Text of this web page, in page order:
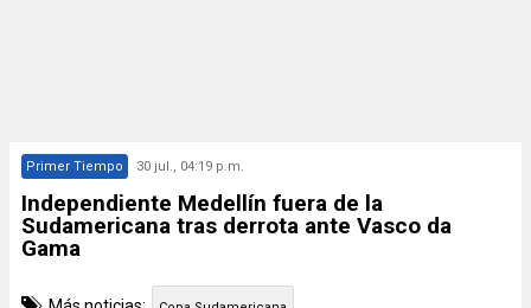
Primer Tiempo 30 jul., 04:19 p.m.
Independiente Medellín fuera de la
Sudamericana tras derrota ante Vasco da
Gama